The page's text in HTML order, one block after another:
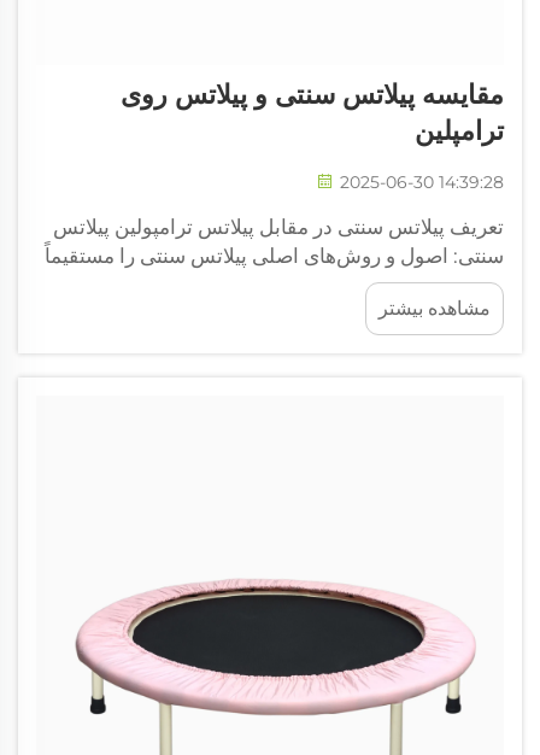
مقایسه پیلاتس سنتی و پیلاتس روی
ترامپلین
2025-06-30 14:39:28
تعریف پیلاتس سنتی در مقابل پیلاتس ترامپولین پیلاتس
سنتی: اصول و روش‌های اصلی پیلاتس سنتی را مستقیماً
از روش‌های اصلی جوزف پیلاتس گرفته‌ایم، که همه آن‌ها
درباره اتصال فکر ما به حرکات بدنمان است. این روش
واقعاً بیشتر...
مشاهده بیشتر